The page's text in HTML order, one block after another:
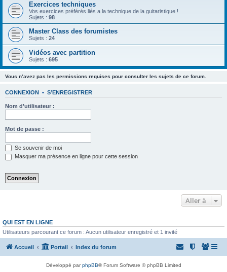
Exercices techniques
Vos exercices préférés liés a la technique de la guitaristique !
Sujets : 98
Master Class des forumistes
Sujets : 24
Vidéos avec partition
Sujets : 695
Vous n’avez pas les permissions requises pour consulter les sujets de ce forum.
CONNEXION • S’ENREGISTRER
Nom d’utilisateur :
Mot de passe :
Se souvenir de moi
Masquer ma présence en ligne pour cette session
Aller à
QUI EST EN LIGNE
Utilisateurs parcourant ce forum : Aucun utilisateur enregistré et 1 invité
Accueil Portail Index du forum
Développé parphpBB® Forum Software © phpBB Limited